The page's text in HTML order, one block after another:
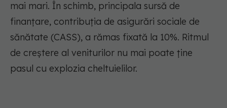
mai mari. În schimb, principala sursă de
finanțare, contribuția de asigurări sociale de
sănătate (CASS), a rămas fixată la 10%. Ritmul
de creștere al veniturilor nu mai poate ține
pasul cu explozia cheltuielilor.